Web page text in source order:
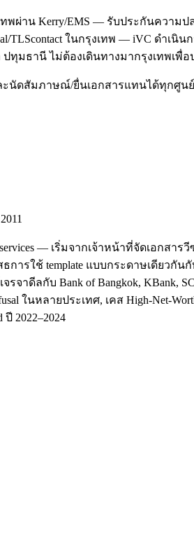
ผ่าน Kerry/EMS — รับประกันความป
ในกรุงเทพ — iVC ดำเนิ
ทุมธานี ไม่ต้องเดินทางมากรุงเทพเพื่
นัดสัมภาษณ์/ยื่นเอกสารแทนได้ทุกศูนย์
2011
— เริ่มจากเจ้าหน้าที่จัดเอกส
การใช้ template แบบกระดาษเดียว
จาดีลกับ Bank of Bangkok, KBank,
ในหลายประเทศ, เคส High-Net-
2022–2024